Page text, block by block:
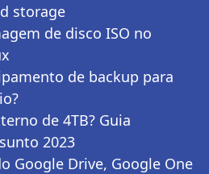
storage
de disco ISO no
de backup para
de 4TB? Guia
2023
Google Drive, Google One